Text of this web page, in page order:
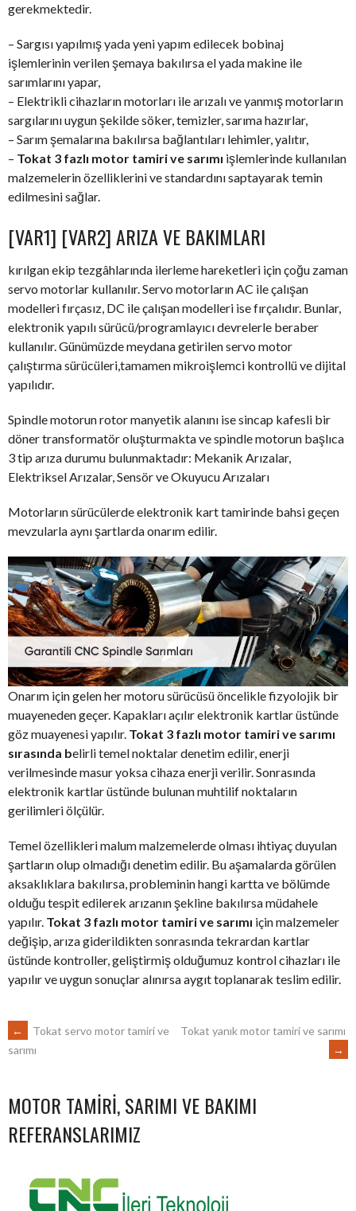
gerekmektedir.
– Sargısı yapılmış yada yeni yapım edilecek bobinaj
işlemlerinin verilen şemaya bakılırsa el yada makine ile
sarımlarını yapar,
– Elektrikli cihazların motorları ile arızalı ve yanmış motorların
sargılarını uygun şekilde söker, temizler, sarıma hazırlar,
– Sarım şemalarına bakılırsa bağlantıları lehimler, yalıtır,
– Tokat 3 fazlı motor tamiri ve sarımı işlemlerinde kullanılan
malzemelerin özelliklerini ve standardını saptayarak temin
edilmesini sağlar.
[VAR1] [VAR2] ARIZA VE BAKIMLARI
kırılgan ekip tezgâhlarında ilerleme hareketleri için çoğu zaman
servo motorlar kullanılır. Servo motorların AC ile çalışan
modelleri fırçasız, DC ile çalışan modelleri ise fırçalıdır. Bunlar,
elektronik yapılı sürücü/programlayıcı devrelerle beraber
kullanılır. Günümüzde meydana getirilen servo motor
çalıştırma sürücüleri,tamamen mikroişlemci kontrollü ve dijital
yapılıdır.
Spindle motorun rotor manyetik alanını ise sincap kafesli bir
döner transformatör oluşturmakta ve spindle motorun başlıca
3 tip arıza durumu bulunmaktadır: Mekanik Arızalar,
Elektriksel Arızalar, Sensör ve Okuyucu Arızaları
Motorların sürücülerde elektronik kart tamirinde bahsi geçen
mevzularla aynı şartlarda onarım edilir.
Onarım için gelen her motoru sürücüsü öncelikle fizyolojik bir
muayeneden geçer. Kapakları açılır elektronik kartlar üstünde
göz muayenesi yapılır. Tokat 3 fazlı motor tamiri ve sarımı
sırasında belirli temel noktalar denetim edilir, enerji
verilmesinde masur yoksa cihaza enerji verilir. Sonrasında
elektronik kartlar üstünde bulunan muhtilif noktaların
gerilimleri ölçülür.
Temel özellikleri malum malzemelerde olması ihtiyaç duyulan
şartların olup olmadığı denetim edilir. Bu aşamalarda görülen
aksaklıklara bakılırsa, probleminin hangi kartta ve bölümde
olduğu tespit edilerek arızanın şekline bakılırsa müdahele
yapılır. Tokat 3 fazlı motor tamiri ve sarımı için malzemeler
değişip, arıza giderildikten sonrasında tekrardan kartlar
üstünde kontroller, geliştirmiş olduğumuz kontrol cihazları ile
yapılır ve uygun sonuçlar alınırsa aygıt toplanarak teslim edilir.
POST
NAVIGATION
←
Tokat servo motor tamiri ve
sarımı
Tokat yanık motor tamiri ve sarımı
→
MOTOR TAMIRI, SARIMI VE BAKIMI
REFERANSLARIMIZ